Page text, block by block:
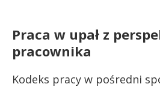
Praca w upał z
pracownika
Kodeks pracy w pośredni